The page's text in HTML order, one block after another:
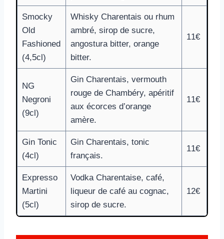
Smocky
Old
Fashioned
(4,5cl)
Whisky Charentais ou rhum
ambré, sirop de sucre,
angostura bitter, orange
bitter.
11€
NG
Negroni
(9cl)
Gin Charentais, vermouth
rouge de Chambéry, apéritif
aux écorces d’orange
amère.
11€
Gin Tonic
(4cl)
Gin Charentais, tonic
français.
11€
Expresso
Martini
(5cl)
Vodka Charentaise, café,
liqueur de café au cognac,
sirop de sucre.
12€